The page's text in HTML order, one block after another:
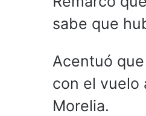
sabe que
Acentuó
con el vuelo
Morelia.